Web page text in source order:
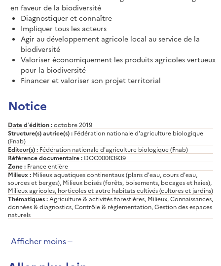
en faveur de la biodiversité
Diagnostiquer et connaître
Impliquer tous les acteurs
Agir au développement agricole local au service de la
biodiversité
Valoriser économiquement les produits agricoles vertueux
pour la biodiversité
Financer et valoriser son projet territorial
Notice
Date d’édition :octobre 2019
Structure(s) autrice(s) : Fédération nationale d'agriculture biologique
(Fnab)
Editeur(s) : Fédération nationale d'agriculture biologique (Fnab)
Référence documentaire : DOC00083939
Zone : France entière
Milieux : Milieux aquatiques continentaux (plans d'eau, cours d'eau,
sources et berges), Milieux boisés (forêts, boisements, bocages et haies),
Milieux agricoles, horticoles et autre habitats cultivés (cultures et jardins)
Thématiques :Agriculture & activités forestières, Milieux, Connaissances,
données & diagnostics, Contrôle & règlementation, Gestion des espaces
naturels
Afficher moins